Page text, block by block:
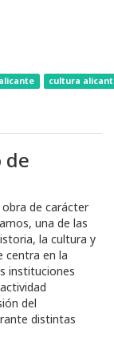
cultura
de
de carácter
una de las
la cultura y
centra en la
instituciones
del
distintas